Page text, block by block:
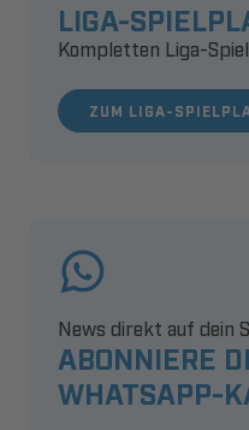
LIGA-
Kompletten Liga-
ZUM LIGA-
ABONNIERE
WHATSAPP-
News direkt auf dein